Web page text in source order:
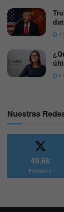
4
6
Nuestras
49.6k
Followers